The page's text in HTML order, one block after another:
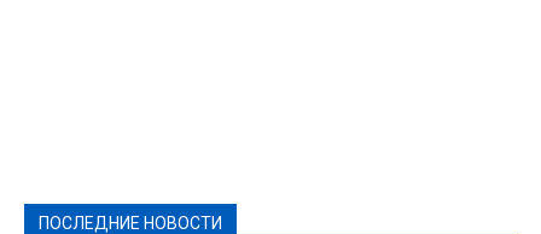
ПОСЛЕДНИЕ НОВОСТИ